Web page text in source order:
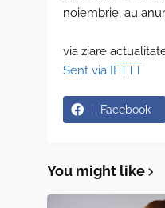
noiembrie, au
via ziare
Sent via IFTTT
Facebook
You might like